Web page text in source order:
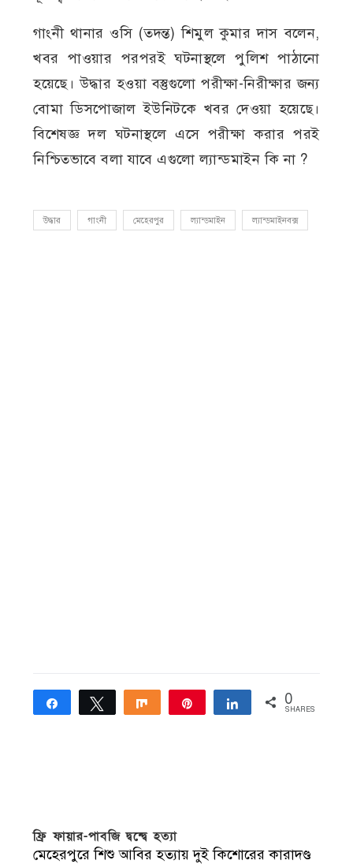
গাংনী থানার ওসি (তদন্ত) শিমুল কুমার দাস বলেন,
খবর পাওয়ার পরপরই ঘটনাস্থলে পুলিশ পাঠানো
হয়েছে। উদ্ধার হওয়া বস্তুগুলো পরীক্ষা-নিরীক্ষার জন্য
বোমা ডিসপোজাল ইউনিটকে খবর দেওয়া হয়েছে।
বিশেষজ্ঞ দল ঘটনাস্থলে এসে পরীক্ষা করার পরই
নিশ্চিতভাবে বলা যাবে এগুলো ল্যান্ডমাইন কি না ?
উদ্ধার গাংনী মেহেরপুর ল্যান্ডমাইন ল্যান্ডমাইনবক্স
Share Tweet Share Share 0
SHARES
ফ্রি ফায়ার-পাবজি দ্বন্দ্বে হত্যা
মেহেরপুরে শিশু আবির হত্যায় দুই কিশোরের কারাদণ্ড